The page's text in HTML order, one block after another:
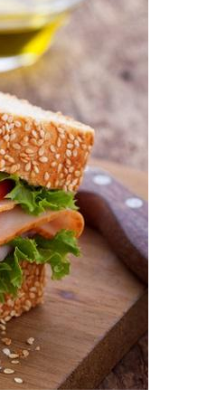
de protéines
finalement être
Grossesse et
que dit la science
Le smartphone
l'apprentissage
lecture ?